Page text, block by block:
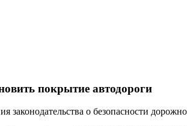
покрытие автодороги
законодательства о безопасности